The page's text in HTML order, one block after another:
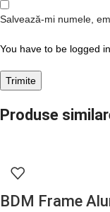
Salvează-mi numele,
You have to be logged
Produse
BDM Frame